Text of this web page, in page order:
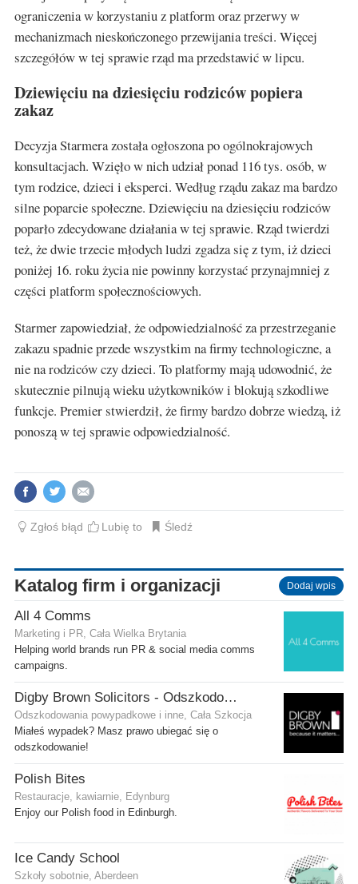
ograniczenia w korzystaniu z platform oraz przerwy w
mechanizmach nieskończonego przewijania treści. Więcej
szczegółów w tej sprawie rząd ma przedstawić w lipcu.
Dziewięciu na dziesięciu rodziców popiera
zakaz
Decyzja Starmera została ogłoszona po ogólnokrajowych
konsultacjach. Wzięło w nich udział ponad 116 tys. osób, w
tym rodzice, dzieci i eksperci. Według rządu zakaz ma bardzo
silne poparcie społeczne. Dziewięciu na dziesięciu rodziców
poparło zdecydowane działania w tej sprawie. Rząd twierdzi
też, że dwie trzecie młodych ludzi zgadza się z tym, iż dzieci
poniżej 16. roku życia nie powinny korzystać przynajmniej z
części platform społecznościowych.
Starmer zapowiedział, że odpowiedzialność za przestrzeganie
zakazu spadnie przede wszystkim na firmy technologiczne, a
nie na rodziców czy dzieci. To platformy mają udowodnić, że
skutecznie pilnują wieku użytkowników i blokują szkodliwe
funkcje. Premier stwierdził, że firmy bardzo dobrze wiedzą, iż
ponoszą w tej sprawie odpowiedzialność.
Zgłoś błąd Lubię to Śledź
Katalog firm i organizacji Dodaj wpis
All 4 Comms
Marketing i PR, Cała Wielka Brytania
Helping world brands run PR & social media comms
campaigns.
Digby Brown Solicitors - Odszkodowania w Szkocji
Odszkodowania powypadkowe i inne, Cała Szkocja
Miałeś wypadek? Masz prawo ubiegać się o
odszkodowanie!
Polish Bites
Restauracje, kawiarnie, Edynburg
Enjoy our Polish food in Edinburgh.
Ice Candy School
Szkoły sobotnie, Aberdeen